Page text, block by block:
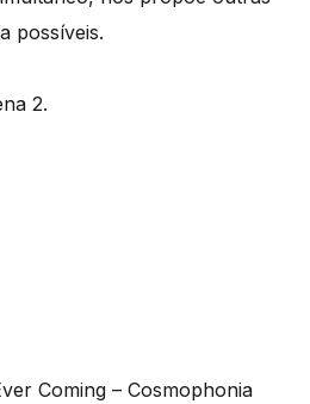
possíveis.
2.
Coming – Cosmophonia